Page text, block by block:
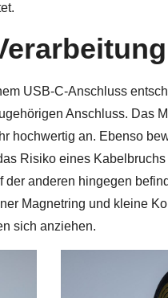
USB-C-Anschluss
Anschluss. Das
hochwertig an. Ebenso
Risiko eines
anderen hingegen
Magnetring und kleine
sich anziehen.